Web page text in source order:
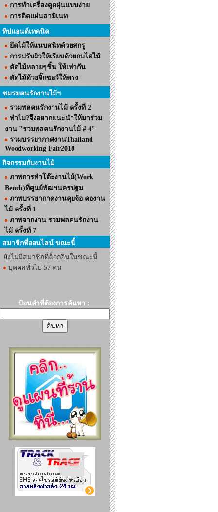
การทำเครื่องดูดฝุ่นแบบง่าย
การติดแผ่นลามิเนท
ทิปแอนด์เทคนิค
ยึดไม้ให้แนบสนิทด้วยสกรู
การปรับผิวให้เรียบด้วยกบไสไม้
ตัดไม้หลายๆชิ้น ให้เท่ากัน
ตัดไม้ด้วยจิ๊กซอว์ให้ตรง
ชมรมคนรักงานไม้ฯ
รวมพลคนรักงานไม้ ครั้งที่ 2
ทำไม?จึงอยากแนะนำให้มาร่วม
งาน "รวมพลคนรักงานไม้ # 4"
รวมบรรยากาศงานThailand
Woodworking Fair2018
กิจกรรมกับงานไม้
ภาพการทำโต๊ะงานไม้(Work
Bench)ที่ศูนย์พัฒฯนครปฐม
ภาพบรรยากาศงานคุยจ้อ คองาน
ไม้ ครั้งที่ 1
ภาพจากงาน รวมพลคนรักงาน
ไม้ ครั้งที่ 7
สมาชิกที่ออนไลน์ ขณะนี้
ยังไม่มีสมาชิกที่ล็อกอินในขณะนี้
บุคคลทั่วไป 57 คน
ป้อนคำที่ต้องการค้นหา :